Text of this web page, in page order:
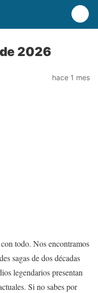
2026
hace 1 mes
todo. Nos encontramos
sagas de dos décadas
legendarios presentan
Si no sabes por